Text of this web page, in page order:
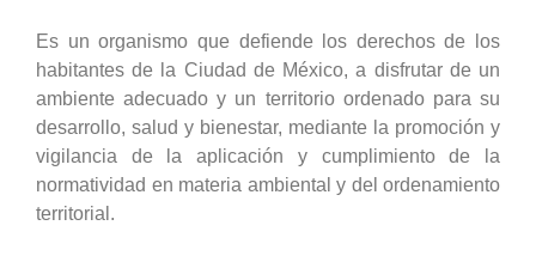
Es un organismo que defiende los derechos de los
habitantes de la Ciudad de México, a disfrutar de un
ambiente adecuado y un territorio ordenado para su
desarrollo, salud y bienestar, mediante la promoción y
vigilancia de la aplicación y cumplimiento de la
normatividad en materia ambiental y del ordenamiento
territorial.